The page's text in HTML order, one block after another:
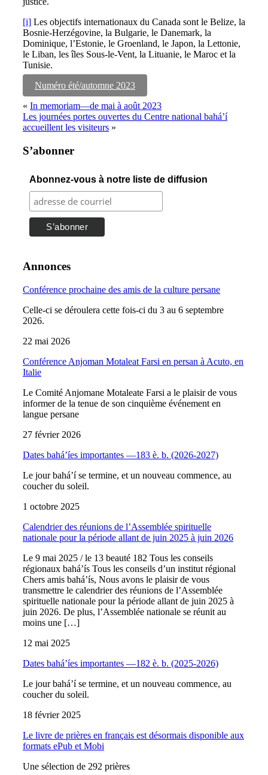
[i] Les objectifs internationaux du Canada sont le Belize, la
Bosnie-Herzégovine, la Bulgarie, le Danemark, la
Dominique, l’Estonie, le Groenland, le Japon, la Lettonie,
le Liban, les îles Sous-le-Vent, la Lituanie, le Maroc et la
Tunisie.
Numéro été/automne 2023
« In memoriam—de mai à août 2023
Les journées portes ouvertes du Centre national bahá’í
accueillent les visiteurs »
S’abonner
Abonnez-vous à notre liste de diffusion
Annonces
Conférence prochaine des amis de la culture persane
Celle-ci se déroulera cette fois-ci du 3 au 6 septembre
2026.
22 mai 2026
Conférence Anjoman Motaleat Farsi en persan à Acuto, en
Italie
Le Comité Anjomane Motaleate Farsi a le plaisir de vous
informer de la tenue de son cinquième événement en
langue persane
27 février 2026
Dates bahá’íes importantes —183 è. b. (2026-2027)
Le jour bahá’í se termine, et un nouveau commence, au
coucher du soleil.
1 octobre 2025
Calendrier des réunions de l’Assemblée spirituelle
nationale pour la période allant de juin 2025 à juin 2026
Le 9 mai 2025 / le 13 beauté 182 Tous les conseils
régionaux bahá’ís Tous les conseils d’un institut régional
Chers amis bahá’ís, Nous avons le plaisir de vous
transmettre le calendrier des réunions de l’Assemblée
spirituelle nationale pour la période allant de juin 2025 à
juin 2026. De plus, l’Assemblée nationale se réunit au
moins une […]
12 mai 2025
Dates bahá’íes importantes —182 è. b. (2025-2026)
Le jour bahá’í se termine, et un nouveau commence, au
coucher du soleil.
18 février 2025
Le livre de prières en français est désormais disponible aux
formats ePub et Mobi
Une sélection de 292 prières